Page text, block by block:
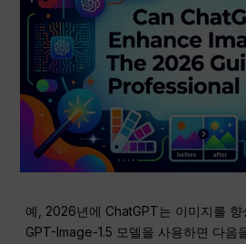
예, 2026년에 ChatGPT는 이미지를 향
GPT-Image-1.5 모델을 사용하면 다음